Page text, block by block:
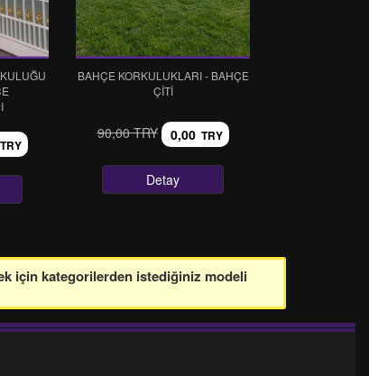
TRY
BAHÇE KORKULUKLARI - BAHÇE
ÇİTİ
90,00 TRY 0,00 TRY
Detay
için kategorilerden istediğiniz modeli